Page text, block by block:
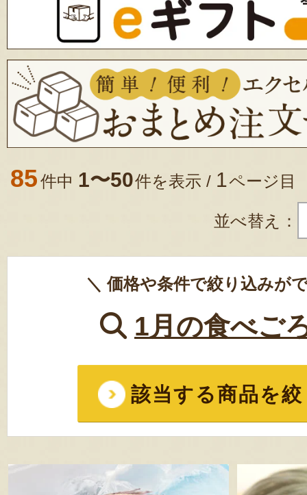
85件中 1〜50件を表示 / 1ページ目
並べ替え：
＼ 価格や条件で絞り込みが
1月の食べご
該当する商品を